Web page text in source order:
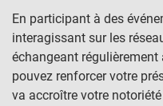
En participant à des
interagissant sur les
échangeant
pouvez renforcer votre
va accroître votre